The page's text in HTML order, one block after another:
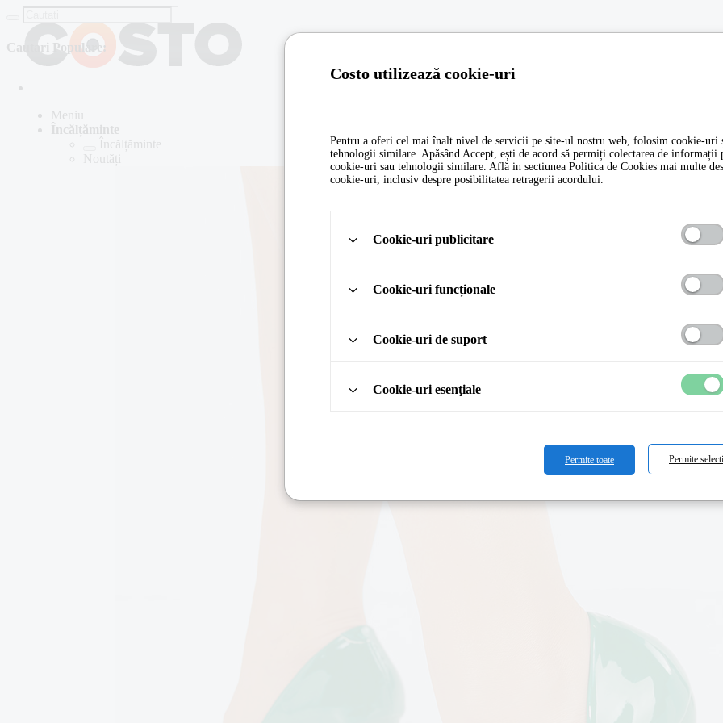
Cautari Populare:
Meniu
Încălțăminte
Încălțăminte
Noutăți
Costo utilizează cookie-uri
Pentru a oferi cel mai înalt nivel de servicii pe site-ul nostru web, folosim cookie-uri
tehnologii similare. Apăsând Accept, ești de acord să permiți colectarea de informații
cookie-uri sau tehnologii similare. Află in sectiunea Politica de Cookies mai multe
cookie-uri, inclusiv despre posibilitatea retragerii acordului.
Cookie-uri publicitare
Cookie-uri funcționale
Cookie-uri de suport
Cookie-uri esenţiale
Permite toate Permite